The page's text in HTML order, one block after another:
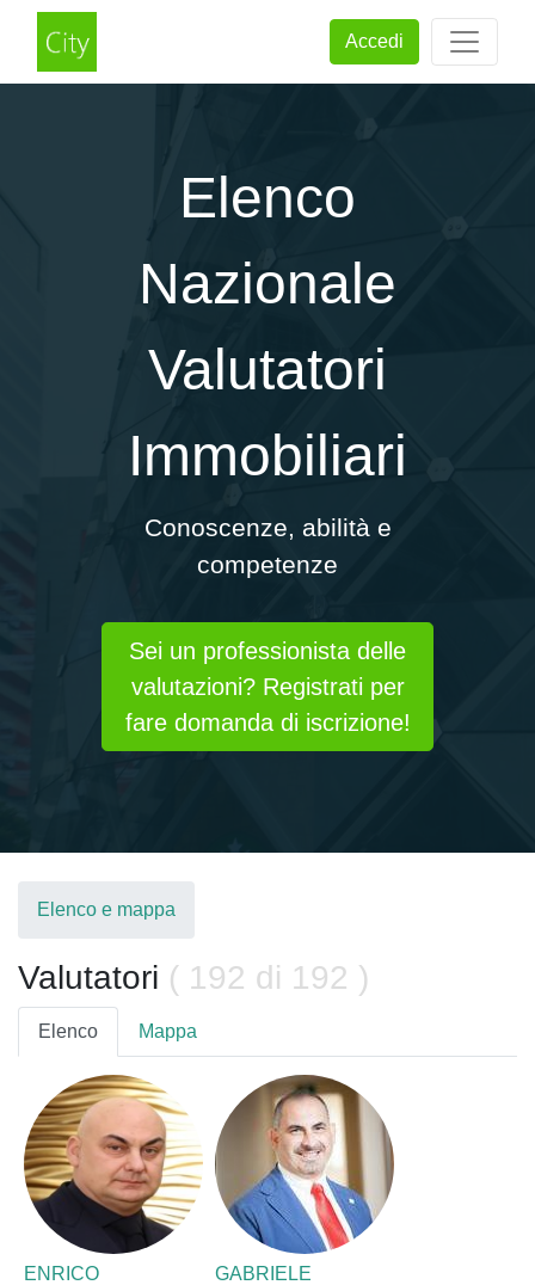
Accedi
Elenco
Nazionale
Valutatori
Immobiliari
Conoscenze, abilità e
competenze
Sei un professionista delle
valutazioni? Registrati per
fare domanda di iscrizione!
Elenco e mappa
Valutatori ( 192 di 192 )
Elenco Mappa
ENRICO
GABRIELE